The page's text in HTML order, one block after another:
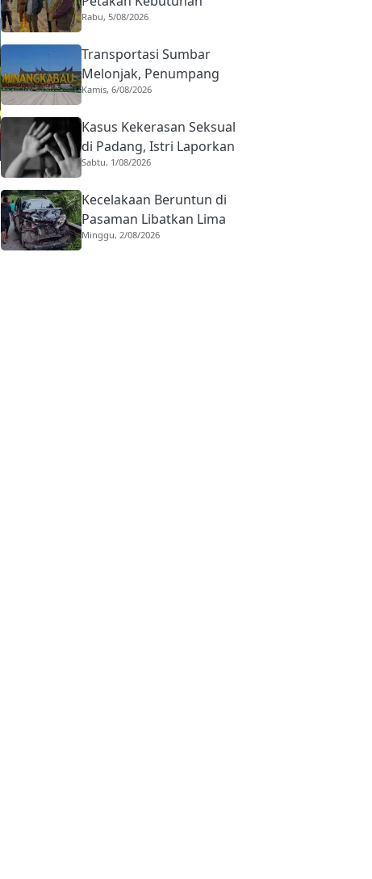
Penanganan Pasca Banjir
Rabu, 5/08/2026
Transportasi Sumbar
Melonjak, Penumpang
Pesawat Domestik dari
Persen
Kamis, 6/08/2026
Kasus Kekerasan Seksual
di Padang, Istri Laporkan
Suami usai Dipaksa
Pria Asing
Sabtu, 1/08/2026
Kecelakaan Beruntun di
Pasaman Libatkan Lima
Kendaraan, Bermula dari
Minggu, 2/08/2026